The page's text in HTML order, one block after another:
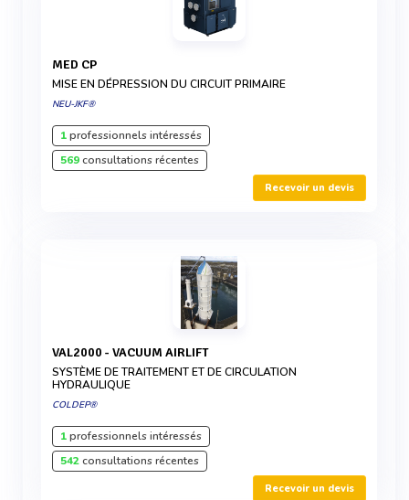
MED CP
MISE EN DÉPRESSION DU CIRCUIT PRIMAIRE
NEU-JKF®
1professionnels intéressés
569consultations récentes
Recevoir un devis
VAL2000 - VACUUM AIRLIFT
SYSTÈME DE TRAITEMENT ET DE CIRCULATION
HYDRAULIQUE
COLDEP®
1professionnels intéressés
542consultations récentes
Recevoir un devis